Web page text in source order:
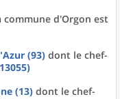
commune d'Orgon est
(93) dont le chef-
(13) dont le chef-